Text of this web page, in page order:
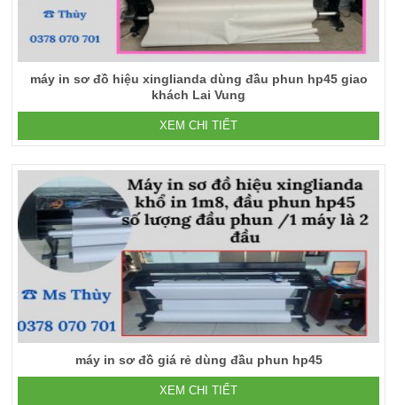
máy in sơ đồ hiệu xinglianda dùng đầu phun hp45 giao
khách Lai Vung
XEM CHI TIẾT
máy in sơ đồ giá rẻ dùng đầu phun hp45
XEM CHI TIẾT